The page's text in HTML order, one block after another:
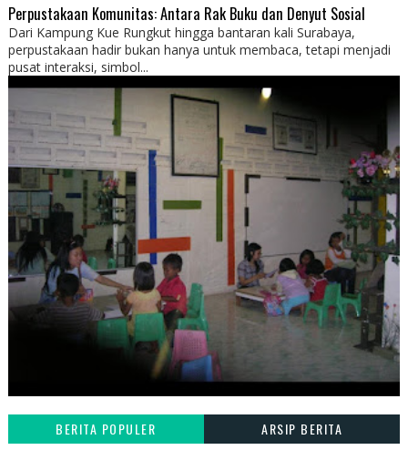
Perpustakaan Komunitas: Antara Rak Buku dan Denyut Sosial
Dari Kampung Kue Rungkut hingga bantaran kali Surabaya,
perpustakaan hadir bukan hanya untuk membaca, tetapi menjadi
pusat interaksi, simbol...
BERITA POPULER ARSIP BERITA